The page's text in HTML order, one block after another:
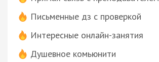
Письменные дз с проверкой
Интересные онлайн-занятия
Душевное комьюнити